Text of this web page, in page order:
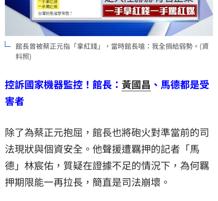
館長曾被蔡正元指「拿紅錢」，當時館長嗆：我全捐給弱勢。(資
料照)
控訴國家機器監控！館長： 黃國昌 、馬德都是受
害者
除了為蔡正元抱屈，館長也將砲火對準當前的司
法現狀與個資安全。他聲援遭羈押的記者「馬
德」林宸佑，質疑在證據不足的情況下，為何羈
押期限能一再拉長，簡直是司法崩壞。